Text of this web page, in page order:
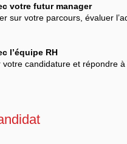
votre futur manager
sur votre parcours, évaluer
l’équipe RH
candidature et répondre